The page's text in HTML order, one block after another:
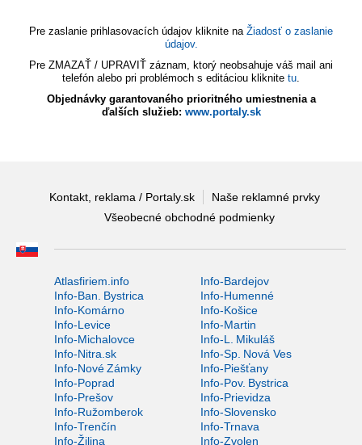
Pre zaslanie prihlasovacích údajov kliknite na Žiadosť o zaslanie
údajov.
Pre ZMAZAŤ / UPRAVIŤ záznam, ktorý neobsahuje váš mail ani
telefón alebo pri problémoch s editáciou kliknite tu.
Objednávky garantovaného prioritného umiestnenia a
ďalších služieb: www.portaly.sk
Kontakt, reklama / Portaly.sk
Naše reklamné prvky
Všeobecné obchodné podmienky
Atlasfiriem.info
Info-Bardejov
Info-Ban. Bystrica
Info-Humenné
Info-Komárno
Info-Košice
Info-Levice
Info-Martin
Info-Michalovce
Info-L. Mikuláš
Info-Nitra.sk
Info-Sp. Nová Ves
Info-Nové Zámky
Info-Piešťany
Info-Poprad
Info-Pov. Bystrica
Info-Prešov
Info-Prievidza
Info-Ružomberok
Info-Slovensko
Info-Trenčín
Info-Trnava
Info-Žilina
Info-Zvolen